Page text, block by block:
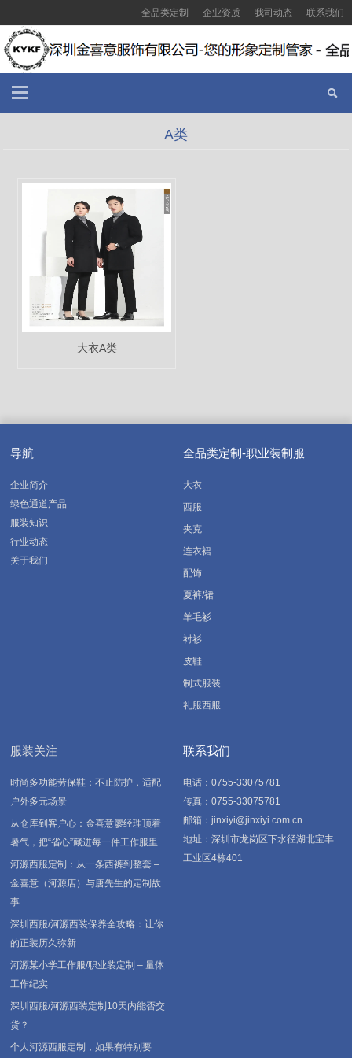
全品类定制 企业资质 我司动态 联系我们
A类
大衣A类
导航
企业简介
绿色通道产品
服装知识
行业动态
关于我们
全品类定制-职业装制服
大衣
西服
夹克
连衣裙
配饰
夏裤/裙
羊毛衫
衬衫
皮鞋
制式服装
礼服西服
服装关注
时尚多功能劳保鞋：不止防护，适配
户外多元场景
从仓库到客户心：金喜意廖经理顶着
暑气，把“省心”藏进每一件工作服里
河源西服定制：从一条西裤到整套 –
金喜意（河源店）与唐先生的定制故
事
深圳西服/河源西装保养全攻略：让你
的正装历久弥新
河源某小学工作服/职业装定制 – 量体
工作纪实
深圳西服/河源西装定制10天内能否交
货？
个人河源西服定制，如果有特别要
联系我们
电话：0755-33075781
传真：0755-33075781
邮箱：jinxiyi@jinxiyi.com.cn
地址：深圳市龙岗区下水径湖北宝丰
工业区4栋401